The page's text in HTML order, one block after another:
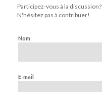
Participez-vous à la discussion?
N'hésitez pas à contribuer!
Nom
E-mail